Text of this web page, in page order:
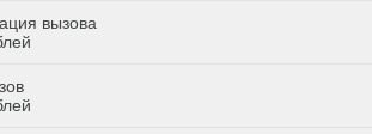
вызова